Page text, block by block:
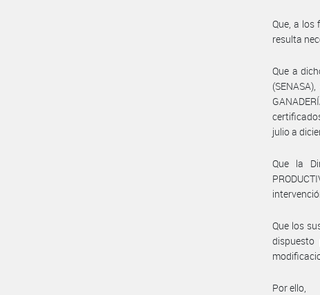
Que, a los
resulta
Que a
julio a
Que la
Que los
Por ello,